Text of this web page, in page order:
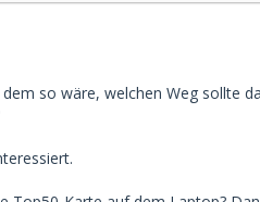
so wäre, welchen Weg sollte